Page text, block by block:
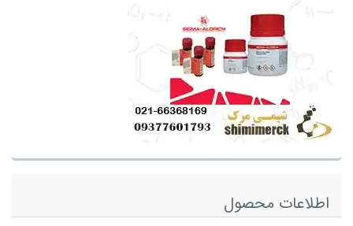
اطلاعات محصول